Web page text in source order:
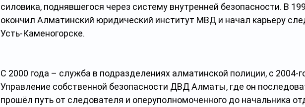
силовика, поднявшегося через систему внутренней безопасности. В
окончил Алматинский юридический институт МВД и начал карьеру
Усть-Каменогорске.
С 2000 года – служба в подразделениях алматинской полиции, с 2004-
Управление собственной безопасности ДВД Алматы, где он
прошёл путь от следователя и оперуполномоченного до начальника